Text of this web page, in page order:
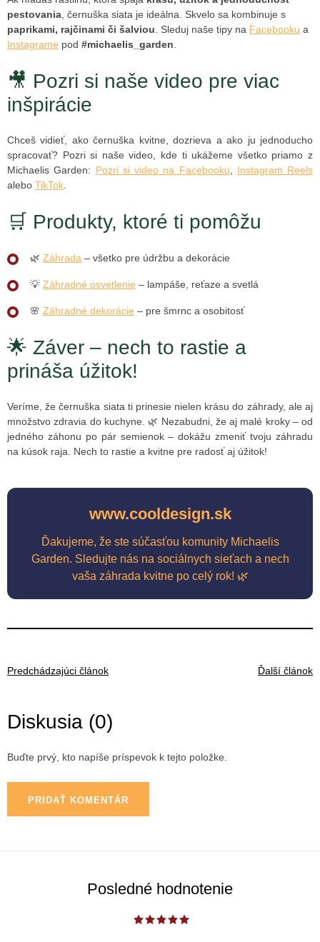
pestovania , černuška siata je ideálna. Skvelo sa kombinuje s
paprikami, rajčinami či šalviou . Sleduj naše tipy na Facebooku a
Instagrame pod #michaelis_garden
🎥 Pozri si naše video pre viac
inšpirácie
Chceš vidieť, ako černuška kvitne, dozrieva a ako ju jednoducho
spracovať? Pozri si naše video, kde ti ukážeme všetko priamo z
Michaelis Garden: Pozri si video na Facebooku, Instagram Reels
alebo TikTok.
🛒 Produkty, ktoré ti pomôžu
🌿 Záhrada – všetko pre údržbu a dekorácie
💡 Záhradné osvetlenie – lampáše, reťaze a svetlá
🌸 Záhradné dekorácie – pre šmrnc a osobitosť
🌟 Záver – nech to rastie a
prináša úžitok!
Veríme, že černuška siata ti prinesie nielen krásu do záhrady, ale aj
množstvo zdravia do kuchyne. 🌿 Nezabudni, že aj malé kroky – od
jedného záhonu po pár semienok – dokážu zmeniť tvoju záhradu
na kúsok raja. Nech to rastie a kvitne pre radosť aj úžitok!
www.cooldesign.sk
Ďakujeme, že ste súčasťou komunity Michaelis
Garden. Sledujte nás na sociálnych sieťach a nech
vaša záhrada kvitne po celý rok! 🌿
Predchádzajúci článok Ďalší článok
Diskusia (0)
Buďte prvý, kto napíše príspevok k tejto položke.
PRIDAŤ KOMENTÁR
Posledné hodnotenie